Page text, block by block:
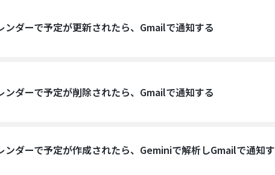
ンダーで予定が更新されたら、Gmailで通知する
ンダーで予定が削除されたら、Gmailで通知する
ンダーで予定が作成されたら、Geminiで解析しGmailで通知す